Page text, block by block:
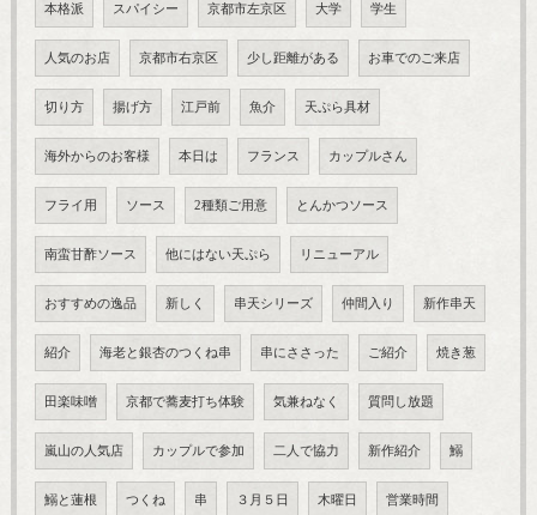
本格派 スパイシー 京都市左京区 大学 学生
人気のお店 京都市右京区 少し距離がある お車でのご来店
切り方 揚げ方 江戸前 魚介 天ぷら具材
海外からのお客様 本日は フランス カップルさん
フライ用 ソース 2種類ご用意 とんかつソース
南蛮甘酢ソース 他にはない天ぷら リニューアル
おすすめの逸品 新しく 串天シリーズ 仲間入り 新作串天
紹介 海老と銀杏のつくね串 串にささった ご紹介 焼き葱
田楽味噌 京都で蕎麦打ち体験 気兼ねなく 質問し放題
嵐山の人気店 カップルで参加 二人で協力 新作紹介 鰯
鰯と蓮根 つくね 串 ３月５日 木曜日 営業時間